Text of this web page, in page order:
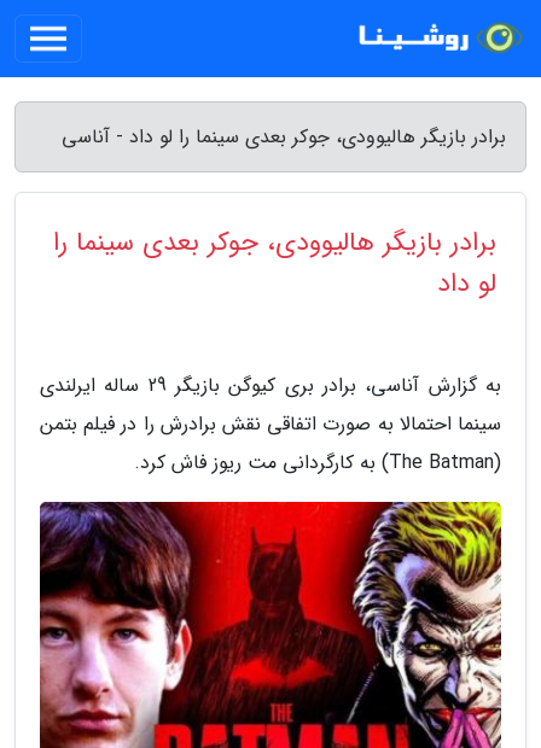
برادر بازیگر هالیوودی، جوکر بعدی سینما را لو داد - آناسی
برادر بازیگر هالیوودی، جوکر بعدی سینما را
لو داد
به گزارش آناسی، برادر بری کیوگن بازیگر 29 ساله ایرلندی
سینما احتمالا به صورت اتفاقی نقش برادرش را در فیلم بتمن
(The Batman) به کارگردانی مت ریوز فاش کرد.